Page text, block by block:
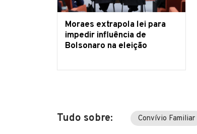
Moraes extrapola lei para
impedir influência de
Bolsonaro na eleição
Tudo sobre: Convívio Familiar